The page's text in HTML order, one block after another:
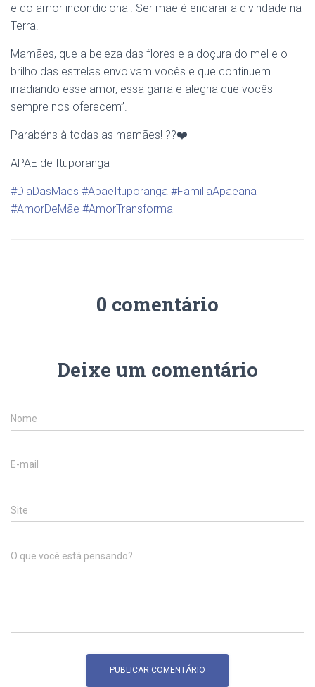
e do amor incondicional. Ser mãe é encarar a divindade na
Terra.
Mamães, que a beleza das flores e a doçura do mel e o
brilho das estrelas envolvam vocês e que continuem
irradiando esse amor, essa garra e alegria que vocês
sempre nos oferecem”.
Parabéns à todas as mamães! ??❤️
APAE de Ituporanga
#DiaDasMães #ApaeItuporanga #FamiliaApaeana
#AmorDeMãe #AmorTransforma
0 comentário
Deixe um comentário
Nome
E-mail
Site
O que você está pensando?